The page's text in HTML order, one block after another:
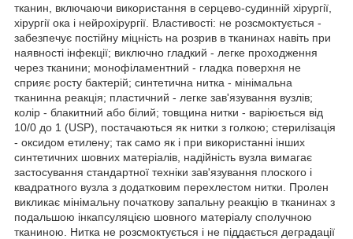
тканин, включаючи використання в серцево-судинній хірургії,
хірургії ока і нейрохірургії. Властивості: не розсмоктується -
забезпечує постійну міцність на розрив в тканинах навіть при
наявності інфекції; виключно гладкий - легке проходження
через тканини; монофіламентний - гладка поверхня не
сприяє росту бактерій; синтетична нитка - мінімальна
тканинна реакція; пластичний - легке зав'язування вузлів;
колір - блакитний або білий; товщина нитки - варіюється від
10/0 до 1 (USP), постачаються як нитки з голкою; стерилізація
- оксидом етилену; так само як і при використанні інших
синтетичних шовних матеріалів, надійність вузла вимагає
застосування стандартної техніки зав'язування плоского і
квадратного вузла з додатковим перехлестом нитки. Пролен
викликає мінімальну початкову запальну реакцію в тканинах з
подальшою інкапсуляцією шовного матеріалу сполучною
тканиною. Нитка не розсмоктується і не піддається деградації